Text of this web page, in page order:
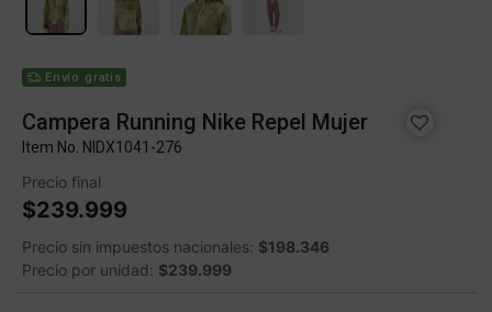
Envío gratis
Campera Running Nike Repel Mujer
Item No. NIDX1041-276
Precio final
$239.999
Precio sin impuestos nacionales: $198.346
Precio por unidad: $239.999